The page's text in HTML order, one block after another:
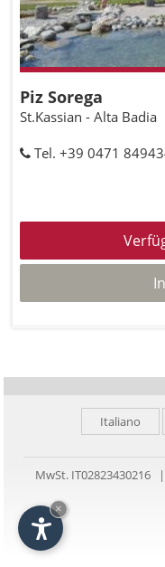
Piz Sorega
St.Kassian - Alta Badia
Tel. +39 0471
Italiano
MwSt. IT02823430216 |
×